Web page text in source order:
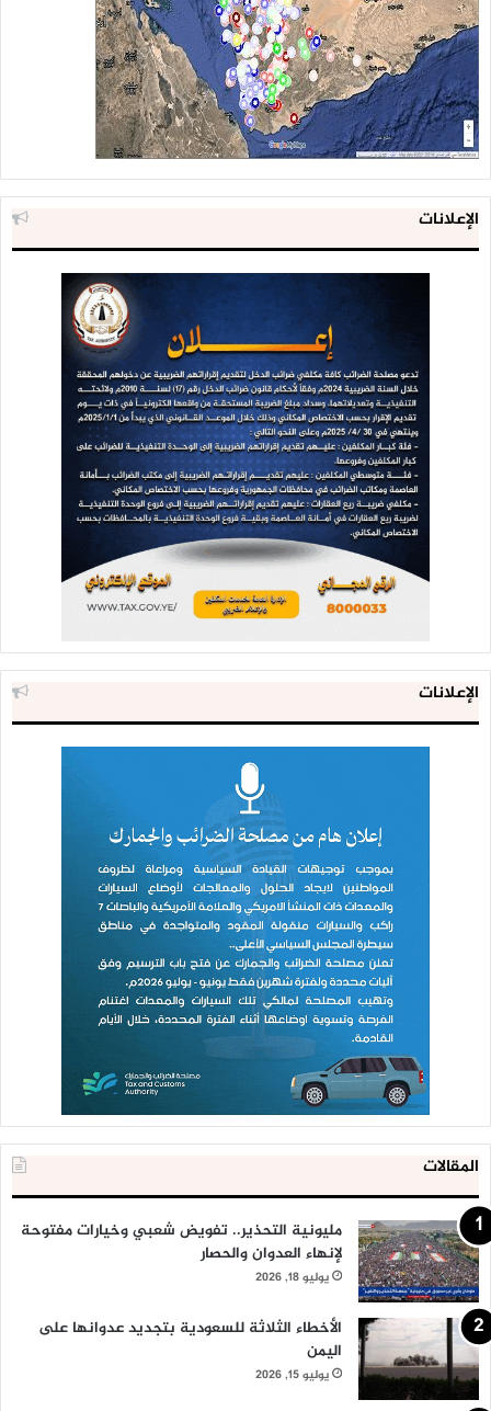
الإعلانات
الإعلانات
المقالات
مليونية التحذير.. تفويض شعبي وخيارات مفتوحة
لإنهاء العدوان والحصار
يوليو 18, 2026
الأخطاء الثلاثة للسعودية بتجديد عدوانها على
اليمن
يوليو 15, 2026